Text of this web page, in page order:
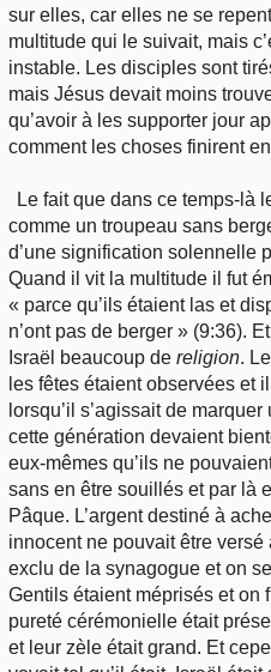
sur elles, car elles ne se
multitude qui le suivait, mais
instable. Les disciples sont
mais Jésus devait moins
qu’avoir à les supporter jour
comment les choses finirent
Le fait que dans ce temps-là
comme un troupeau sans
d’une signification solennelle
Quand il vit la multitude il fut
« parce qu’ils étaient las et
n’ont pas de berger » (9:36).
Israël beaucoup de religion.
les fêtes étaient observées et
lorsqu’il s’agissait de
cette génération devaient
eux-mêmes qu’ils ne
sans en être souillés et par là
Pâque. L’argent destiné à
innocent ne pouvait être versé
exclu de la synagogue et on
Gentils étaient méprisés et on
pureté cérémonielle était
et leur zèle était grand. Et